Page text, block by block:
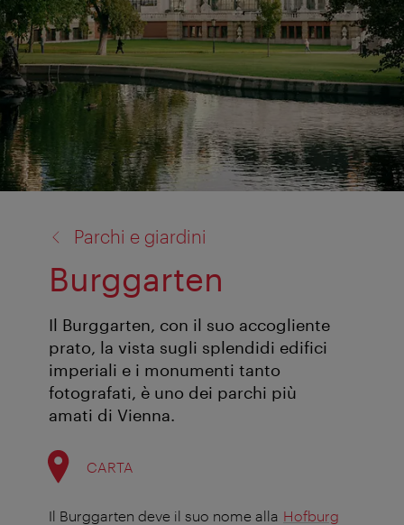
Parchi e giardini
Burggarten
Il Burggarten, con il suo accogliente
prato, la vista sugli splendidi edifici
imperiali e i monumenti tanto
fotografati, è uno dei parchi più
amati di Vienna.
CARTA
Il Burggarten deve il suo nome alla Hofburg